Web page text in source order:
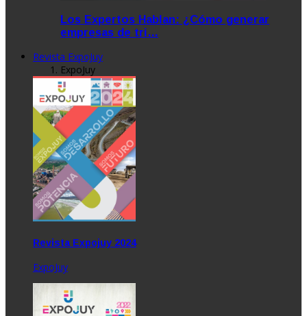
Los Expertos Hablan: ¿Cómo generar
empresas de tri…
Revista ExpoJuy
ExpoJuy
Revista Expojuy 2024
ExpoJuy